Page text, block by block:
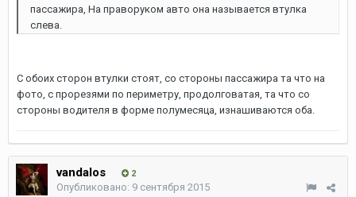
пассажира, На праворуком авто она называется втулка
слева.
С обоих сторон втулки стоят, со стороны пассажира та что на
фото, с прорезями по периметру, продолговатая, та что со
стороны водителя в форме полумесяца, изнашиваются оба.
vandalos 2
Опубликовано: 9 сентября 2015